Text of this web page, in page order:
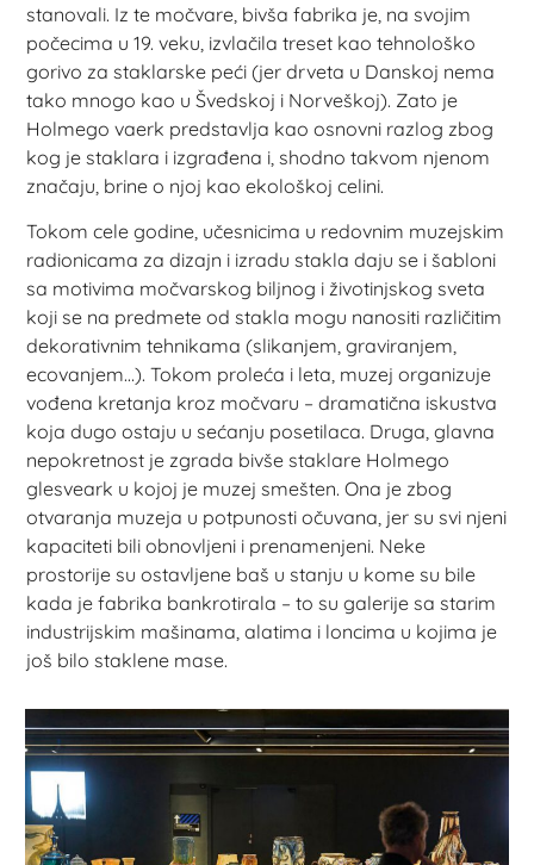
stanovali. Iz te močvare, bivša fabrika je, na svojim
počecima u 19. veku, izvlačila treset kao tehnološko
gorivo za staklarske peći (jer drveta u Danskoj nema
tako mnogo kao u Švedskoj i Norveškoj). Zato je
Holmego vaerk predstavlja kao osnovni razlog zbog
kog je staklara i izgrađena i, shodno takvom njenom
značaju, brine o njoj kao ekološkoj celini.
Tokom cele godine, učesnicima u redovnim muzejskim
radionicama za dizajn i izradu stakla daju se i šabloni
sa motivima močvarskog biljnog i životinjskog sveta
koji se na predmete od stakla mogu nanositi različitim
dekorativnim tehnikama (slikanjem, graviranjem,
ecovanjem…). Tokom proleća i leta, muzej organizuje
vođena kretanja kroz močvaru – dramatična iskustva
koja dugo ostaju u sećanju posetilaca. Druga, glavna
nepokretnost je zgrada bivše staklare Holmego
glesveark u kojoj je muzej smešten. Ona je zbog
otvaranja muzeja u potpunosti očuvana, jer su svi njeni
kapaciteti bili obnovljeni i prenamenjeni. Neke
prostorije su ostavljene baš u stanju u kome su bile
kada je fabrika bankrotirala – to su galerije sa starim
industrijskim mašinama, alatima i loncima u kojima je
još bilo staklene mase.